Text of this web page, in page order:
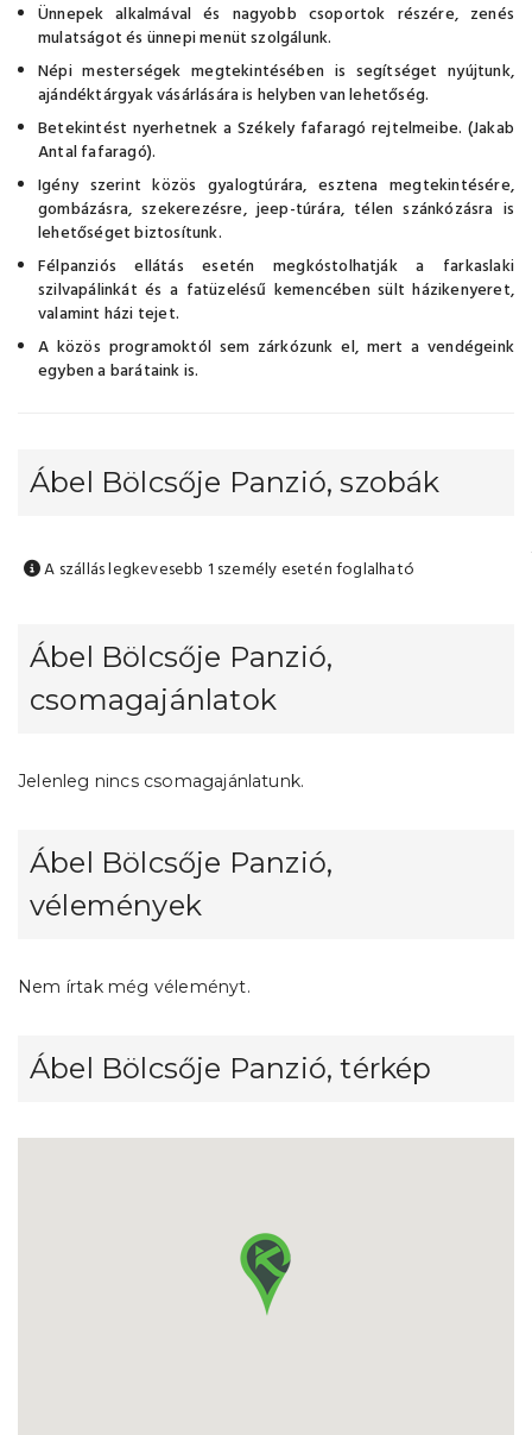
Ünnepek alkalmával és nagyobb csoportok részére, zenés
mulatságot és ünnepi menüt szolgálunk.
Népi mesterségek megtekintésében is segítséget nyújtunk,
ajándéktárgyak vásárlására is helyben van lehetőség.
Betekintést nyerhetnek a Székely fafaragó rejtelmeibe. (Jakab
Antal fafaragó).
Igény szerint közös gyalogtúrára, esztena megtekintésére,
gombázásra, szekerezésre, jeep-túrára, télen szánkózásra is
lehetőséget biztosítunk.
Félpanziós ellátás esetén megkóstolhatják a farkaslaki
szilvapálinkát és a fatüzelésű kemencében sült házikenyeret,
valamint házi tejet.
A közös programoktól sem zárkózunk el, mert a vendégeink
egyben a barátaink is.
Ábel Bölcsője Panzió, szobák
A szállás legkevesebb 1 személy esetén foglalható
Ábel Bölcsője Panzió,
csomagajánlatok
Jelenleg nincs csomagajánlatunk.
Ábel Bölcsője Panzió,
vélemények
Nem írtak még véleményt.
Ábel Bölcsője Panzió, térkép